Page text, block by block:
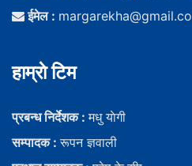
ईमेल :
हाम्राे टिम
प्रबन्ध निर्देशक :मधु याेगी
सम्पादक :रूपन ज्ञवाली